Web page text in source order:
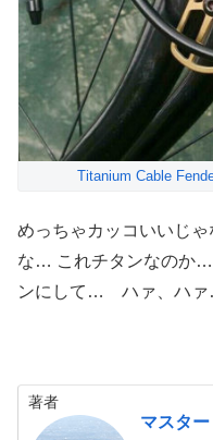
Titanium Cable
めっちゃカッコいいじ
な… これチタンなのか…
ンにして… ハァ、ハ
著者
マスター